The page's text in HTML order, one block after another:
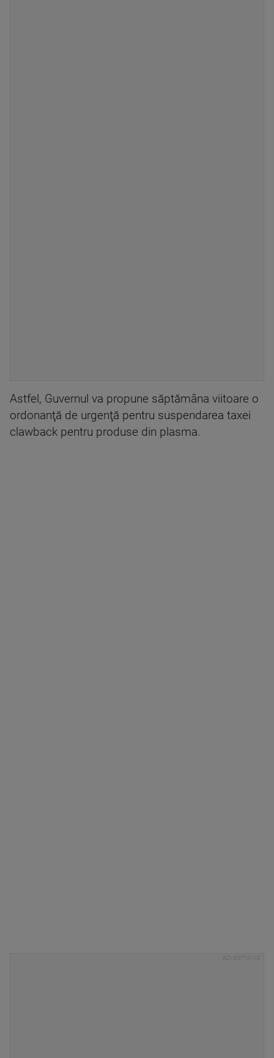
Astfel, Guvernul va propune săptămâna viitoare o
ordonanţă de urgenţă pentru suspendarea taxei
clawback pentru produse din plasma.